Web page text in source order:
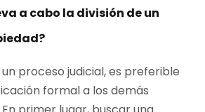
a cabo la división de un
proceso judicial, es preferible
formal a los demás